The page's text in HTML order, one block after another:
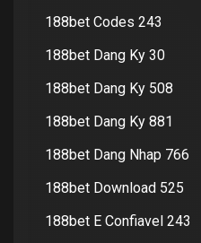
188bet Codes 243
188bet Dang Ky 30
188bet Dang Ky 508
188bet Dang Ky 881
188bet Dang Nhap 766
188bet Download 525
188bet E Confiavel 243